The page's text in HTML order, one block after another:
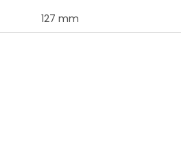
stříbra.
127 mm